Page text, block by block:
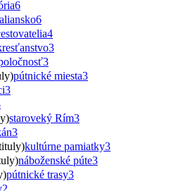
6
6
4
3
3
pútnické miesta3
3
staroveký Rím3
3
kultúrne pamiatky3
náboženské púte3
pútnické trasy3
2